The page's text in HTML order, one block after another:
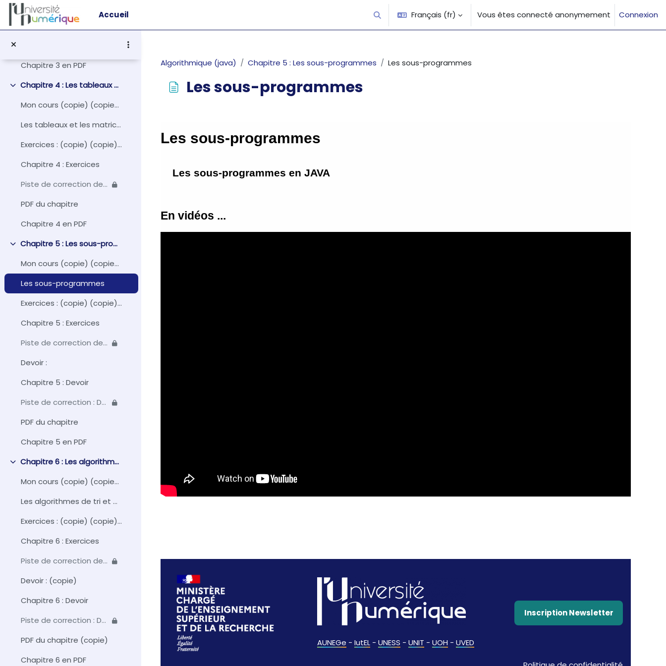
Passer au contenu principal
Accueil
Activer/désactiver la saisie de recherche
Français ‎(fr)‎ Vous êtes connecté anonymement Connexion
Chapitre 3 : Exercices
Chapitre 3 en PDF
Replier
Chapitre 4 : Les tableaux et les matrices
Mon cours (copie) (copie) (copie)
Les tableaux et les matrices
Exercices : (copie) (copie) (copie)
Chapitre 4 : Exercices
Piste de correction des exercices
PDF du chapitre
Chapitre 4 en PDF
Replier
Chapitre 5 : Les sous-programmes
Mon cours (copie) (copie) (copie) (copie)
Les sous-programmes
Exercices : (copie) (copie) (copie) (copie) (copie)
Chapitre 5 : Exercices
Piste de correction des exercices
Devoir :
Chapitre 5 : Devoir
Piste de correction : Devoir du chapitre 5
PDF du chapitre
Chapitre 5 en PDF
Replier
Chapitre 6 : Les algorithmes de tri et de recherche
Mon cours (copie) (copie) (copie) (copie) (copie)
Les algorithmes de tri et de recherche
Exercices : (copie) (copie) (copie) (copie) (copie) (copie)
Chapitre 6 : Exercices
Piste de correction des exercices
Devoir : (copie)
Chapitre 6 : Devoir
Piste de correction : Devoir du chapitre 6
PDF du chapitre (copie)
Chapitre 6 en PDF
Algorithmique (java) Chapitre 5 : Les sous-programmes Les sous-programmes
Les sous-programmes
AUNEGe - IutEL - UNESS - UNIT - UOH - UVED
Inscription Newsletter